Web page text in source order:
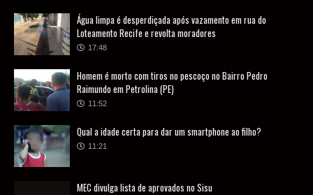
Água limpa é desperdiçada após vazamento em rua do
Loteamento Recife e revolta moradores
17:48
Homem é morto com tiros no pescoço no Bairro Pedro
Raimundo em Petrolina (PE)
11:52
Qual a idade certa para dar um smartphone ao filho?
11:21
MEC divulga lista de aprovados no Sisu